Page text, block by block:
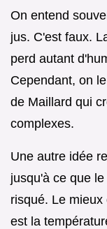
On entend
jus. C'est faux.
perd autant
Cependant, on
de Maillard qui
complexes.
Une autre idée
jusqu'à ce que
risqué. Le
est la